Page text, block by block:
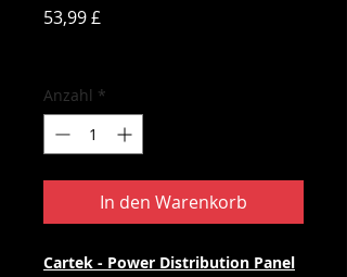
53,99 £
Anzahl *
In den Warenkorb
Cartek - Power Distribution Panel